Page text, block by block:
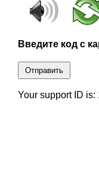
Введите код с
Отправить
Your support ID